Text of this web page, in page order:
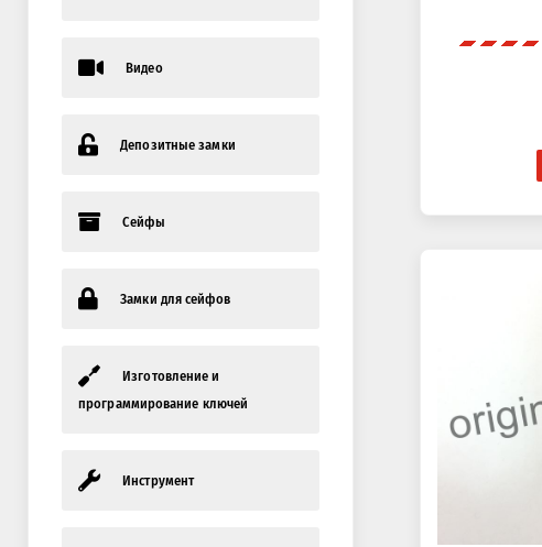
Видео
Депозитные замки
Сейфы
Замки для сейфов
Изготовление и
программирование ключей
Инструмент